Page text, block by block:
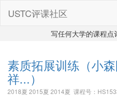
USTC评课社区
写任何大学的课程点
素质拓展训练 （小
祥...）
2018夏 2015夏 2014夏 课程号：